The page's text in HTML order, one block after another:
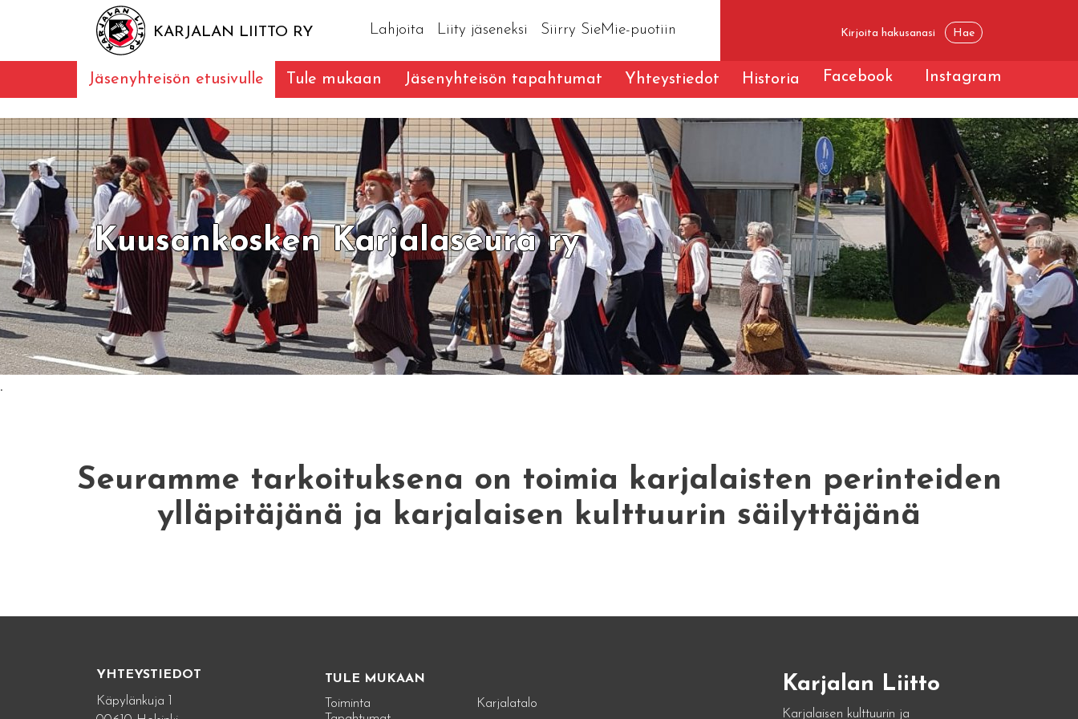
KARJALAN LIITTO RY Lahjoita Liity jäseneksi Siirry SieMie-puotiin
Jäsenyhteisön etusivulle Tule mukaan Jäsenyhteisön tapahtumat Yhteystiedot Historia Facebook Instagram
Kuusankosken Karjalaseura ry
.
Seuramme tarkoituksena on toimia karjalaisten perinteiden
ylläpitäjänä ja karjalaisen kulttuurin säilyttäjänä
YHTEYSTIEDOT
Käpylänkuja 1
TULE MUKAAN
Toiminta
Karjalatalo
Karjalan Liitto
Karjalaisen kulttuurin ja